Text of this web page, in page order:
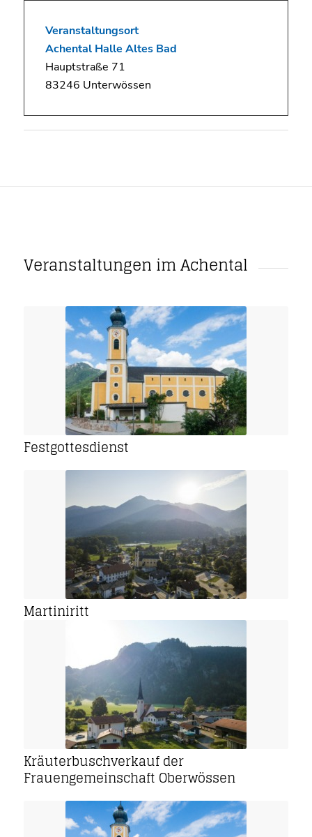
Veranstaltungsort
Achental Halle Altes Bad
Hauptstraße 71
83246 Unterwössen
Veranstaltungen im Achental
Festgottesdienst
Martiniritt
Kräuterbuschverkauf der
Frauengemeinschaft Oberwössen